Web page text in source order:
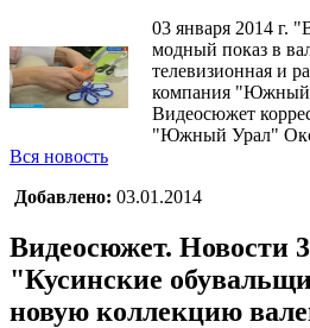
03 января 2014 г.
модный показ в
телевизионная и
компания "Южный
Видеосюжет
"Южный Урал"
Вся новость
Добавлено: 03.01.2014
Видеосюжет. Новости
"Кусинские
новую коллекцию